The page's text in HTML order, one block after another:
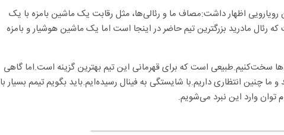
رویارویی اظهار داشت:مصاف ما و رئالی‌ها، مثل رقابت یک ماشین بامزه با یک
مادرید بزرگترین تیم حاضر در اینجا است اما یک ماشین هوشیار و بامزه
سخت‌کنیم.طبیعی است که برای قهرمانی این تیم بهترین گزینه است.اما گاهی
چنین انتظاری داریم.با شایستگی به فینال رسیده‌ایم.باید بگویم تیمم بسیار با
توان وارد این نبرد می‌شویم.